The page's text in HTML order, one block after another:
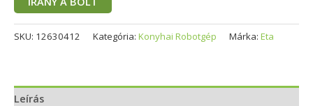
SKU: 12630412 Kategória: Konyhai Robotgép Márka: Eta
Leírás